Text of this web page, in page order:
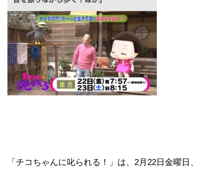
「チコちゃんに叱られる！」​は、2月22日金曜日、